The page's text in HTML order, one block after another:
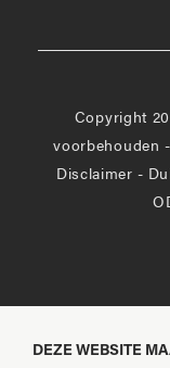
Copyright
voorbehouden -
Disclaimer -
DEZE WEBSITE